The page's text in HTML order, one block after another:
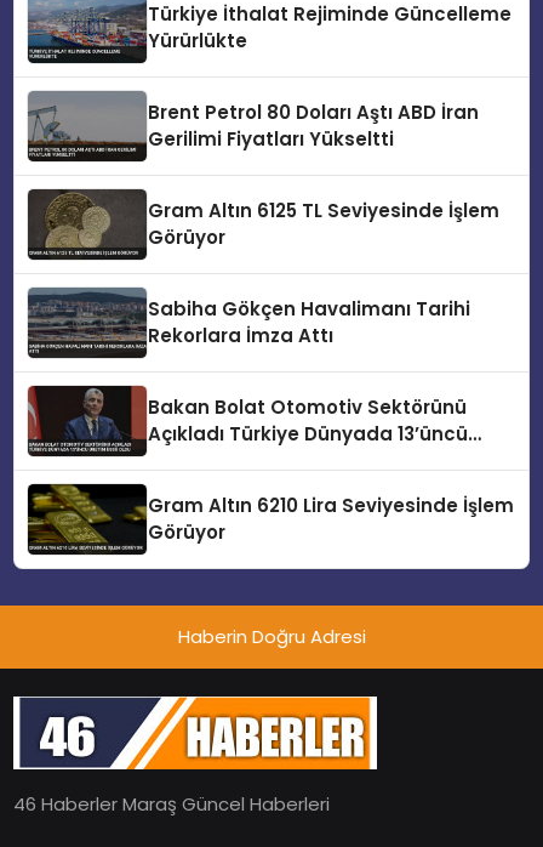
Türkiye İthalat Rejiminde Güncelleme
Yürürlükte
Brent Petrol 80 Doları Aştı ABD İran
Gerilimi Fiyatları Yükseltti
Gram Altın 6125 TL Seviyesinde İşlem
Görüyor
Sabiha Gökçen Havalimanı Tarihi
Rekorlara İmza Attı
Bakan Bolat Otomotiv Sektörünü
Açıkladı Türkiye Dünyada 13’üncü
Gram Altın 6210 Lira Seviyesinde İşlem
Görüyor
Haberin Doğru Adresi
46 Haberler Maraş Güncel Haberleri